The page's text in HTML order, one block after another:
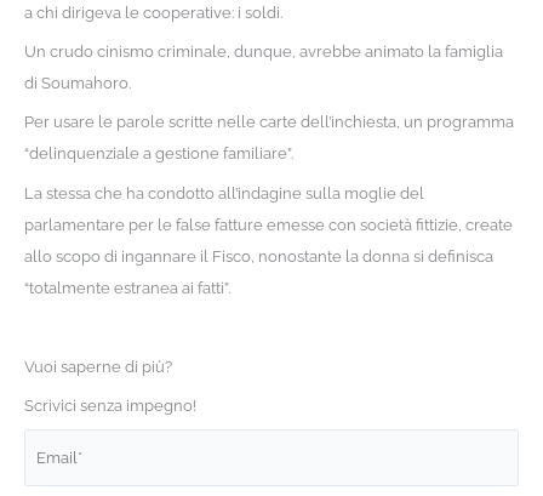
a chi dirigeva le cooperative: i soldi.
Un crudo cinismo criminale, dunque, avrebbe animato la famiglia
di Soumahoro.
Per usare le parole scritte nelle carte dell’inchiesta, un programma
“delinquenziale a gestione familiare”.
La stessa che ha condotto all’indagine sulla moglie del
parlamentare per le false fatture emesse con società fittizie, create
allo scopo di ingannare il Fisco, nonostante la donna si definisca
“totalmente estranea ai fatti”.
Vuoi saperne di più?
Scrivici senza impegno!